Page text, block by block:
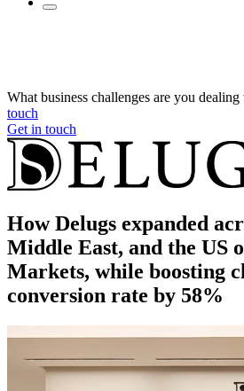
What business challenges are you
touch
Get in touch
How Delugs expanded
Middle East, and the US
Markets, while boosting
conversion rate by 58%